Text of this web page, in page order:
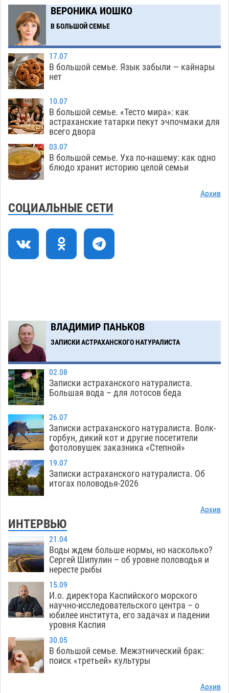
10:43
Астраханский суд встал на сторону МЧС в
споре за возврат униформы
10:02
На Всероссийской Спартакиаде астраханские
гандболисты уступили казанским «драконам»
09:25
Все пострадавшие при пожаре на
Краснодарской в Астрахани скончались
07.08 1135
08:47
Астраханский суд оценил четыре удара по
голове полицейского в сто тысяч рублей
07.08
Завтра астраханская жара вновь приблизится
к 40-градусному пределу
теории игр
18:23
В пятницу без электричества окажутся
двум федеральным проектам
06.08 416
Загрузить еще
ВЕРОНИКА ИОШКО
В БОЛЬШОЙ СЕМЬЕ
17.07
В большой семье. Язык забыли — кайнары
нет
10.07
В большой семье. «Тесто мира»: как
астраханские татарки пекут эчпочмаки для
всего двора
03.07
В большой семье. Уха по-нашему: как одно
блюдо хранит историю целой семьи
Архив
СОЦИАЛЬНЫЕ СЕТИ
ВЛАДИМИР ПАНЬКОВ
ЗАПИСКИ АСТРАХАНСКОГО НАТУРАЛИСТА
02.08
Записки астраханского натуралиста.
Большая вода – для лотосов беда
26.07
Записки астраханского натуралиста. Волк-
горбун, дикий кот и другие посетители
фотоловушек заказника «Степной»
19.07
Записки астраханского натуралиста. Об
итогах половодья-2026
Архив
ИНТЕРВЬЮ
21.04
Воды ждем больше нормы, но насколько?
Сергей Шипулин – об уровне половодья и
нересте рыбы
15.09
И.о. директора Каспийского морского
научно-исследовательского центра – о
юбилее института, его задачах и падении
уровня Каспия
30.05
В большой семье. Межэтнический брак:
поиск «третьей» культуры
Архив